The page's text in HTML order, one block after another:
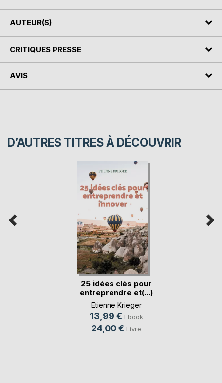
AUTEUR(S)
CRITIQUES PRESSE
AVIS
D’AUTRES TITRES À DÉCOUVRIR
25 idées clés pour
entreprendre et(...)
Etienne Krieger
13,99 € Ebook
24,00 € Livre